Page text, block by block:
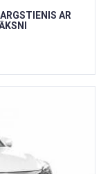
AR